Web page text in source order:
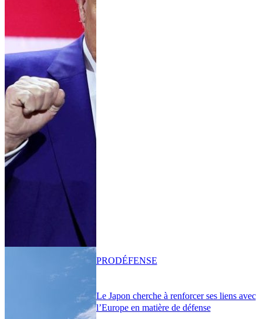
Le Japon cherche à renforcer ses liens avec
l’Europe en matière de défense
PRODÉFENSE